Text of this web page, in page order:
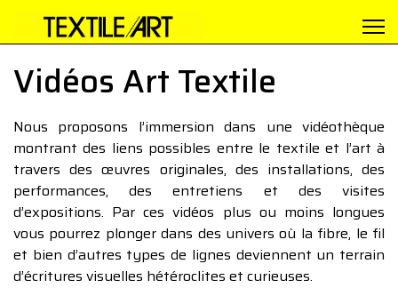
Vidéos Art Textile
Nous proposons l’immersion dans une vidéothèque
montrant des liens possibles entre le textile et l’art à
travers des œuvres originales, des installations, des
performances, des entretiens et des visites
d’expositions. Par ces vidéos plus ou moins longues
vous pourrez plonger dans des univers où la fibre, le fil
et bien d’autres types de lignes deviennent un terrain
d’écritures visuelles hétéroclites et curieuses.